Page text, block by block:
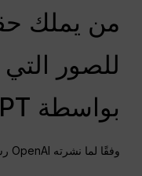
من يملك
للصور
بواسطة ChatGPT؟
وفقًا لما نشرته OpenAI رسميًا